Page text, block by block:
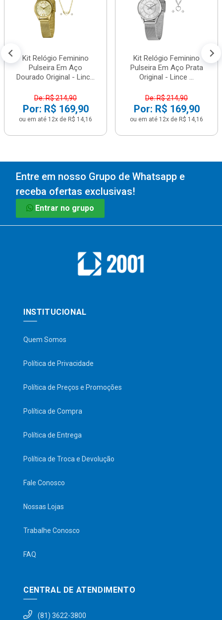
Kit Relógio Feminino
Pulseira Em Aço
Dourado Original - Linc...
De: R$ 214,90
Por: R$ 169,90
ou em até 12x de R$ 14,16
Kit Relógio Feminino
Pulseira Em Aço Prata
Original - Lince ...
De: R$ 214,90
Por: R$ 169,90
ou em até 12x de R$ 14,16
Entre em nosso Grupo de Whatsapp e
receba ofertas exclusivas!
Entrar no grupo
INSTITUCIONAL
Quem Somos
Política de Privacidade
Política de Preços e Promoções
Política de Compra
Política de Entrega
Política de Troca e Devolução
Fale Conosco
Nossas Lojas
Trabalhe Conosco
FAQ
CENTRAL DE ATENDIMENTO
(81) 3622-3800